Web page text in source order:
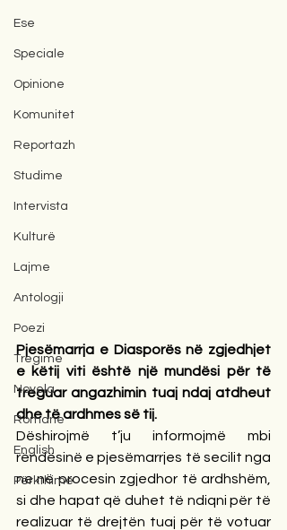
Ese
Speciale
Opinione
Komunitet
Reportazh
Studime
Intervista
Kulturë
Lajme
Antologji
Poezi
Tregime
Novela
Romane
English
Përkthime
Pjesëmarrja e Diasporës në zgjedhjet
e këtij viti është një mundësi për të
treguar angazhimin tuaj ndaj atdheut
dhe të ardhmes së tij.
Dëshirojmë t’ju informojmë mbi
rëndësinë e pjesëmarrjes të secilit nga
ne në procesin zgjedhor të ardhshëm,
si dhe hapat që duhet të ndiqni për të
realizuar të drejtën tuaj për të votuar